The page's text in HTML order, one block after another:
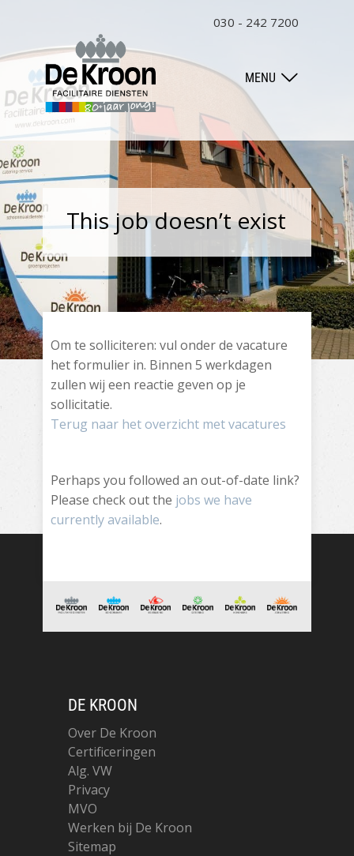
MENU
030 - 242 7200
This job doesn’t exist
Om te solliciteren: vul onder de vacature
het formulier in. Binnen 5 werkdagen
zullen wij een reactie geven op je
sollicitatie.
Terug naar het overzicht met vacatures
Perhaps you followed an out-of-date link?
Please check out the jobs we have
currently available.
DE KROON
Over De Kroon
Certificeringen
Alg. VW
Privacy
MVO
Werken bij De Kroon
Sitemap